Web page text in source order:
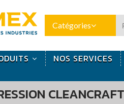
Catégories
NOS SERVICES